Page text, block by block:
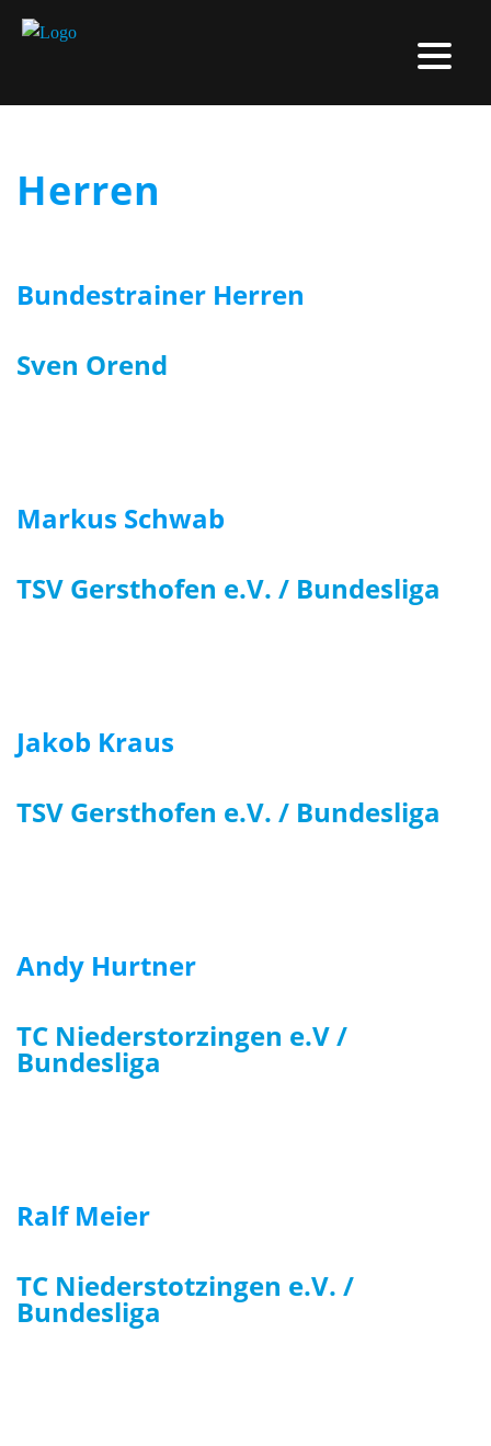
Herren
Bundestrainer Herren
Sven Orend
Markus Schwab
TSV Gersthofen e.V. / Bundesliga
Jakob Kraus
TSV Gersthofen e.V. / Bundesliga
Andy Hurtner
TC Niederstorzingen e.V /
Bundesliga
Ralf Meier
TC Niederstotzingen e.V. /
Bundesliga